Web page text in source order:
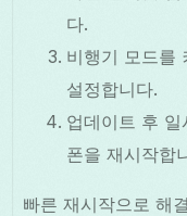
다.
비행기 모드를
설정합니다.
업데이트 후
폰을 재시작합
빠른 재시작으로 해